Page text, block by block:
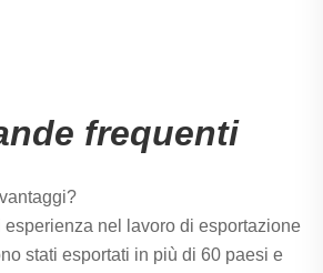
frequenti
nel lavoro di esportazione
stati esportati in più di 60 paesi e